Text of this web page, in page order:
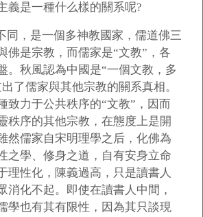
義是一種什么樣的關系呢?
同，是一個多神教國家，儒道佛三
佛是宗教，而儒家是“文教”，各
。秋風認為中國是“一個文教，多
了儒家與其他宗教的關系真相。
致力于公共秩序的“文教”，因而
秩序的其他宗教，在態度上是開
然儒家自宋明理學之后，化佛為
之學、修身之道，自有安身立命
理性化，陳義過高，只是讀書人
消化不起。即使在讀書人中間，
學也有其有限性，因為其只談現